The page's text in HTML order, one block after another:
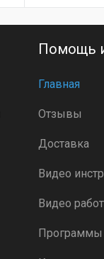
Помощь
Главная
Отзывы
Доставка
Видео
Видео работ
Программы